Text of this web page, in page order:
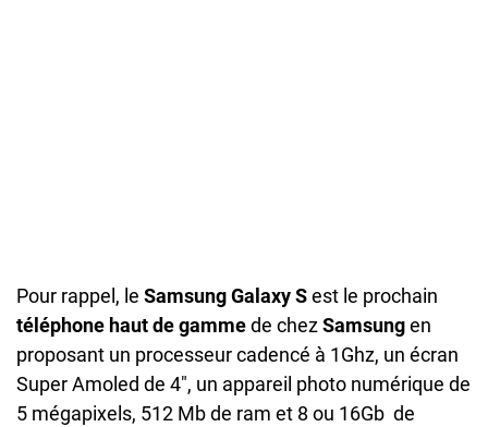
Pour rappel, le Samsung Galaxy Sest le prochain
téléphone haut de gammede chezSamsungen
proposant un processeur cadencé à 1Ghz, un écran
Super Amoled de 4″, un appareil photo numérique de
5 mégapixels, 512 Mb de ram et 8 ou 16Gb de